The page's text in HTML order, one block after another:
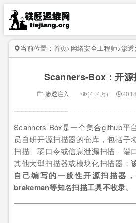
当前位置： 首页> 网络安全工程师>渗透
Scanners-Box：开源
渗透注入 (4..4万)
Scanners-Box是一个集合github平
员自研开源扫描器的仓库，包括子
扫描、弱口令或信息泄漏扫描、端
其他大型扫描器或模块化扫描器；
自己编写的一般性开源扫描器，
brakeman等知名扫描工具不收录。